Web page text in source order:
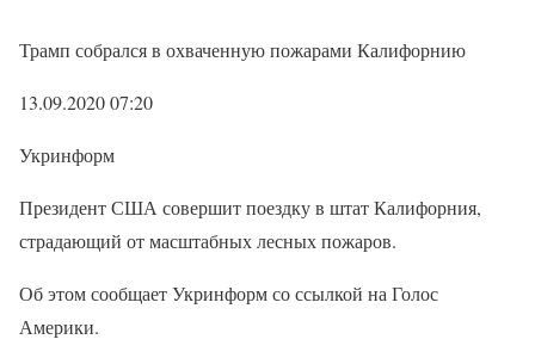
Трамп собрался в охваченную пожарами Калифорнию
13.09.2020 07:20
Укринформ
Президент США совершит поездку в штат Калифорния,
страдающий от масштабных лесных пожаров.
Об этом сообщает Укринформ со ссылкой на Голос
Америки.